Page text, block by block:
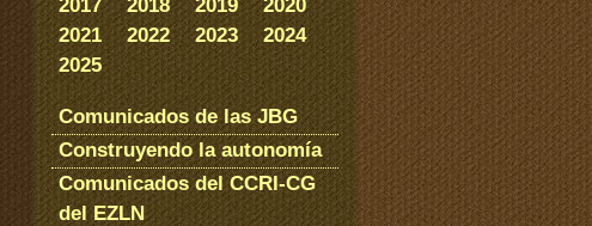
2017
2018 2019
2020
2021
2022 2023
2024
2025
Comunicados de las JBG
Construyendo la autonomía
Comunicados del CCRI-CG
del EZLN